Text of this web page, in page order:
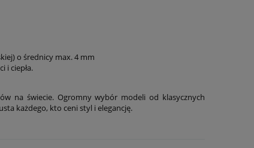
o średnicy max. 4 mm
i ciepła.
na świecie. Ogromny wybór modeli od klasycznych
każdego, kto ceni styl i elegancję.